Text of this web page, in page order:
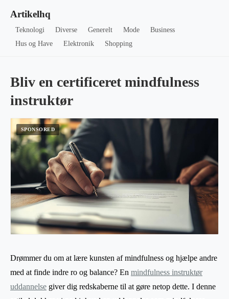
Artikelhq
Teknologi Diverse Generelt Mode
Business
Hus og Have
Elektronik Shopping
Bliv en certificeret mindfulness
instruktør
Drømmer du om at lære kunsten af mindfulness og hjælpe andre
med at finde indre ro og balance? En mindfulness instruktør
uddannelse giver dig redskaberne til at gøre netop dette. I denne